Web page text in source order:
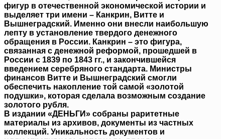
фигур в отечественной экономической истории и
выделяет три имени – Канкрин, Витте и
Вышнеградский. Именно они внесли наибольшую
лепту в установление твердого денежного
обращения в России. Канкрин – это фигура,
связанная с денежной реформой, прошедшей в
России с 1839 по 1843 гг., и закончившейся
введением серебряного стандарта. Министры
финансов Витте и Вышнеградский смогли
обеспечить накопление той самой «золотой
подушки», которая сделала возможным создание
золотого рубля.
В издании «ДЕНЬГИ» собраны раритетные
материалы из архивов, документы из частных
коллекций. Уникальность документов и